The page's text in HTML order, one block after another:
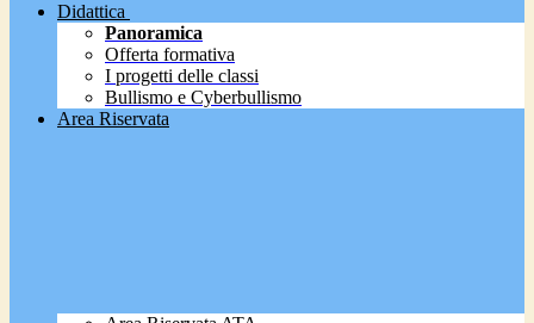
Didattica
Panoramica
Offerta formativa
I progetti delle classi
Bullismo e Cyberbullismo
Area Riservata